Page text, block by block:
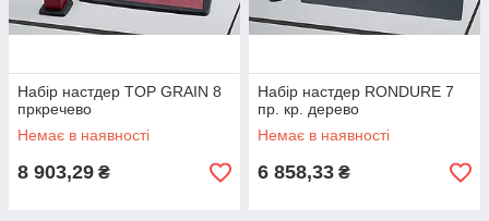
Набір настдер TOP GRAIN 8
пркречево
Немає в наявності
8 903,29 ₴
Набір настдер RONDURE 7
пр. кр. дерево
Немає в наявності
6 858,33 ₴